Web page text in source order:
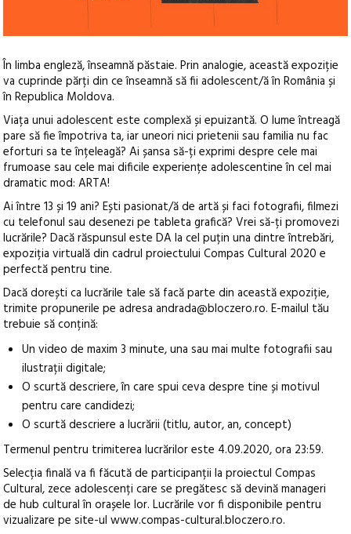
În limba engleză, înseamnă păstaie. Prin analogie, această expoziție
va cuprinde părți din ce înseamnă să fii adolescent/ă în România și
în Republica Moldova.
Viața unui adolescent este complexă și epuizantă. O lume întreagă
pare să fie împotriva ta, iar uneori nici prietenii sau familia nu fac
eforturi sa te înțeleagă? Ai șansa să-ți exprimi despre cele mai
frumoase sau cele mai dificile experiențe adolescentine în cel mai
dramatic mod: ARTA!
Ai între 13 și 19 ani? Ești pasionat/ă de artă și faci fotografii, filmezi
cu telefonul sau desenezi pe tableta grafică? Vrei să-ți promovezi
lucrările? Dacă răspunsul este DA la cel puțin una dintre întrebări,
expoziția virtuală din cadrul proiectului Compas Cultural 2020 e
perfectă pentru tine.
Dacă dorești ca lucrările tale să facă parte din această expoziție,
trimite propunerile pe adresa andrada@bloczero.ro. E-mailul tău
trebuie să conțină:
Un video de maxim 3 minute, una sau mai multe fotografii sau
ilustrații digitale;
O scurtă descriere, în care spui ceva despre tine și motivul
pentru care candidezi;
O scurtă descriere a lucrării (titlu, autor, an, concept)
Termenul pentru trimiterea lucrărilor este 4.09.2020, ora 23:59.
Selecția finală va fi făcută de participanții la proiectul Compas
Cultural, zece adolescenți care se pregătesc să devină manageri
de hub cultural în orașele lor. Lucrările vor fi disponibile pentru
vizualizare pe site-ul www.compas-cultural.bloczero.ro.